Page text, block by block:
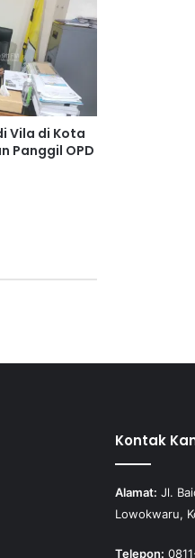
Vila di Kota
Panggil OPD
Kontak
Alamat: Jl.
Lowokwaru,
Telepon: